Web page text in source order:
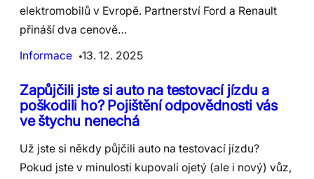
elektromobilů v Evropě. Partnerství Ford a Renault
přináší dva cenově…
Informace
13. 12. 2025
Zapůjčili jste si auto na testovací jízdu a
poškodili ho? Pojištění odpovědnosti vás
ve štychu nenechá
Už jste si někdy půjčili auto na testovací jízdu?
Pokud jste v minulosti kupovali ojetý (ale i nový) vůz,